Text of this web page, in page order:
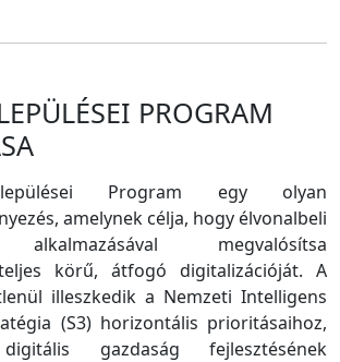
PROGRAM
Program egy olyan
amelynek célja, hogy élvonalbeli
alkalmazásával megvalósítsa
körű, átfogó digitalizációját. A
illeszkedik a Nemzeti Intelligens
(S3) horizontális prioritásaihoz,
gazdaság fejlesztésének